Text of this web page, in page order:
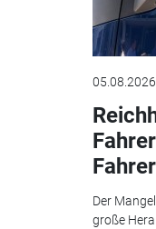
05.08.2026
Der
große